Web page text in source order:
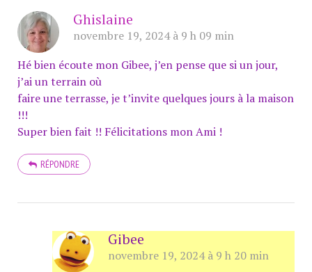
Ghislaine
novembre 19, 2024 à 9 h 09 min
Hé bien écoute mon Gibee, j’en pense que si un jour,
j’ai un terrain où
faire une terrasse, je t’invite quelques jours à la maison
!!!
Super bien fait !! Félicitations mon Ami !
RÉPONDRE
Gibee
novembre 19, 2024 à 9 h 20 min